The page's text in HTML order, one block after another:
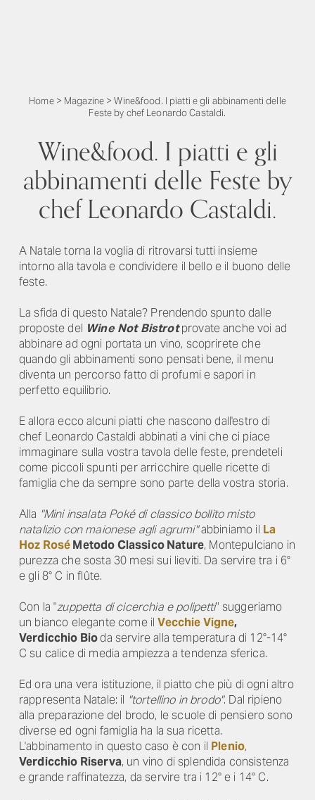
Home> Magazine >Wine&food. I piatti e gli abbinamenti delle
Feste by chef Leonardo Castaldi.
Wine&food. I piatti e gli
abbinamenti delle Feste by
chef Leonardo Castaldi.
A Natale torna la voglia di ritrovarsi tutti insieme
intorno alla tavola e condividere il bello e il buono delle
feste.
La sfida di questo Natale? Prendendo spunto dalle
proposte del Wine Not Bistrot provate anche voi ad
abbinare ad ogni portata un vino, scoprirete che
quando gli abbinamenti sono pensati bene, il menu
diventa un percorso fatto di profumi e sapori in
perfetto equilibrio.
E allora ecco alcuni piatti che nascono dall'estro di
chef Leonardo Castaldi abbinati a vini che ci piace
immaginare sulla vostra tavola delle feste, prendeteli
come piccoli spunti per arricchire quelle ricette di
famiglia che da sempre sono parte della vostra storia.
Alla "Mini insalata Poké di classico bollito misto
natalizio con maionese agli agrumi"abbiniamo il La
Hoz RoséMetodo Classico Nature, Montepulciano in
purezza che sosta 30 mesi sui lieviti. Da servire tra i 6°
e gli 8° C in flûte.
Con la "zuppetta di cicerchia e polipetti" suggeriamo
un bianco elegante come ilVecchie Vigne,
Verdicchio Bioda servire alla temperatura di 12°-14°
C su calice di media ampiezza a tendenza sferica.
Ed ora una vera istituzione, il piatto che più di ogni altro
rappresenta Natale: il "tortellino in brodo". Dal ripieno
alla preparazione del brodo, le scuole di pensiero sono
diverse ed ogni famiglia ha la sua ricetta.
L'abbinamento in questo caso è con il Plenio,
Verdicchio Riserva, un vino di splendida consistenza
e grande raffinatezza, da servire tra i 12° e i 14° C.